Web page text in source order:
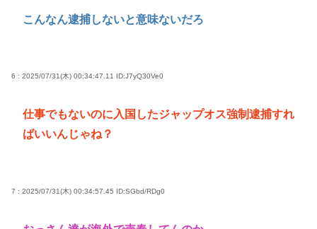
こんなん逮捕しないと意味ないだろ
6 : 2025/07/31(木) 00:34:47.11 ID:J7yQ30Ve0
仕事でもないのに入国したジャップオス強制逮捕すれ
ばいいんじゃね？
7 : 2025/07/31(木) 00:34:57.45 ID:SGbd/RDg0